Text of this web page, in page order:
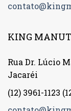
KING
Rua Dr. Lúcio
Jacaréi
(12) 3961-1123